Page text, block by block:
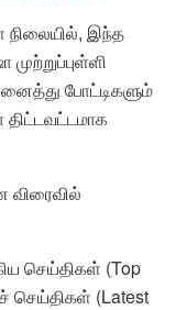
நிலையில், இந்த
போட்டிகளும்
செய்திகள் (Top
செய்திகள் (Latest